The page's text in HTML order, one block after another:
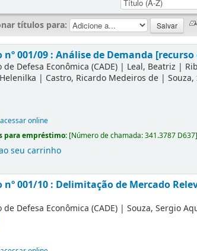
títulos para:
001/09 : Análise de Demanda
Defesa Econômica (CADE) | Leal, Beatriz |
| Castro, Ricardo Medeiros de |
online
para empréstimo: [Número de chamada:341.3787 D637
seu carrinho
001/10 : Delimitação de Mercado
Defesa Econômica (CADE) |Souza, Sergio